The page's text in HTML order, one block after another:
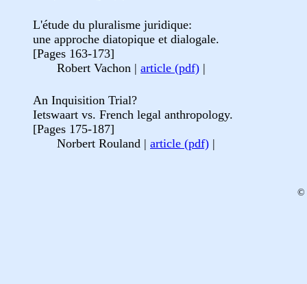
L'étude du pluralisme juridique:
une approche diatopique et dialogale.
[Pages 163-173]
Robert Vachon | article (pdf) |
An Inquisition Trial?
Ietswaart vs. French legal anthropology.
[Pages 175-187]
Norbert Rouland | article (pdf) |
©